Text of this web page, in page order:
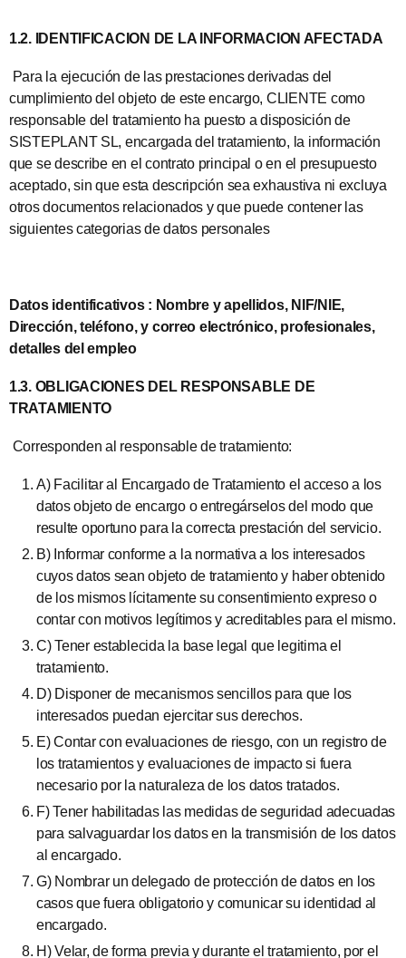
1.2. IDENTIFICACION DE LA INFORMACION AFECTADA
Para la ejecución de las prestaciones derivadas del
cumplimiento del objeto de este encargo, CLIENTE como
responsable del tratamiento ha puesto a disposición de
SISTEPLANT SL, encargada del tratamiento, la información
que se describe en el contrato principal o en el presupuesto
aceptado, sin que esta descripción sea exhaustiva ni excluya
otros documentos relacionados y que puede contener las
siguientes categorias de datos personales
Datos identificativos : Nombre y apellidos, NIF/NIE,
Dirección, teléfono, y correo electrónico, profesionales,
detalles del empleo
1.3. OBLIGACIONES DEL RESPONSABLE DE
TRATAMIENTO
Corresponden al responsable de tratamiento:
A) Facilitar al Encargado de Tratamiento el acceso a los
datos objeto de encargo o entregárselos del modo que
resulte oportuno para la correcta prestación del servicio.
B) Informar conforme a la normativa a los interesados
cuyos datos sean objeto de tratamiento y haber obtenido
de los mismos lícitamente su consentimiento expreso o
contar con motivos legítimos y acreditables para el mismo.
C) Tener establecida la base legal que legitima el
tratamiento.
D) Disponer de mecanismos sencillos para que los
interesados puedan ejercitar sus derechos.
E) Contar con evaluaciones de riesgo, con un registro de
los tratamientos y evaluaciones de impacto si fuera
necesario por la naturaleza de los datos tratados.
F) Tener habilitadas las medidas de seguridad adecuadas
para salvaguardar los datos en la transmisión de los datos
al encargado.
G) Nombrar un delegado de protección de datos en los
casos que fuera obligatorio y comunicar su identidad al
encargado.
H) Velar, de forma previa y durante el tratamiento, por el